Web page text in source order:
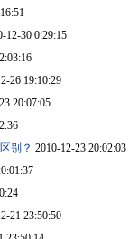
12-30 0:29:15
26 19:10:29
20:07:05
别？ 2010-12-23 20:02:03
21 23:50:50